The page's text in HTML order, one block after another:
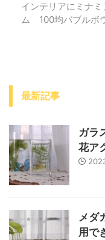
インテリアにミナ
ム 100均バブルボ
最新記事
ガラ
花ア
メダ
用で